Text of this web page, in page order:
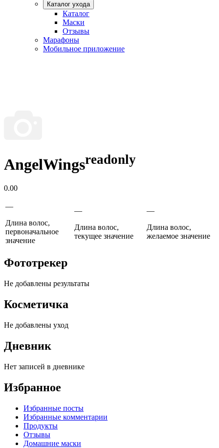
Каталог ухода
Каталог
Маски
Отзывы
Марафоны
Мобильное приложение
AngelWingsreadonly
0.00
—
Длина волос,
первоначальное
значение
—
Длина волос,
текущее значение
—
Длина волос,
желаемое значение
Фототрекер
Не добавлены результаты
Косметичка
Не добавлены уход
Дневник
Нет записей в дневнике
Избранное
Избранные посты
Избранные комментарии
Продукты
Отзывы
Домашние маски